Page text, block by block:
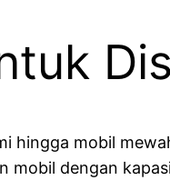
hingga mobil
mobil dengan